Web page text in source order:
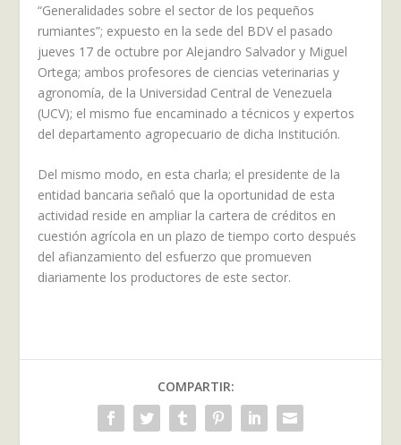
“Generalidades sobre el sector de los pequeños
rumiantes”; expuesto en la sede del BDV el pasado
jueves 17 de octubre por Alejandro Salvador y Miguel
Ortega; ambos profesores de ciencias veterinarias y
agronomía, de la Universidad Central de Venezuela
(UCV); el mismo fue encaminado a técnicos y expertos
del departamento agropecuario de dicha Institución.
Del mismo modo, en esta charla; el presidente de la
entidad bancaria señaló que la oportunidad de esta
actividad reside en ampliar la cartera de créditos en
cuestión agrícola en un plazo de tiempo corto después
del afianzamiento del esfuerzo que promueven
diariamente los productores de este sector.
COMPARTIR: